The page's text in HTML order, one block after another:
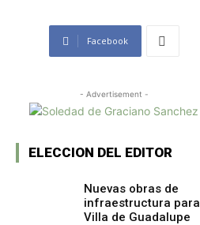
Facebook
- Advertisement -
ELECCION DEL EDITOR
Nuevas obras de
infraestructura para
Villa de Guadalupe